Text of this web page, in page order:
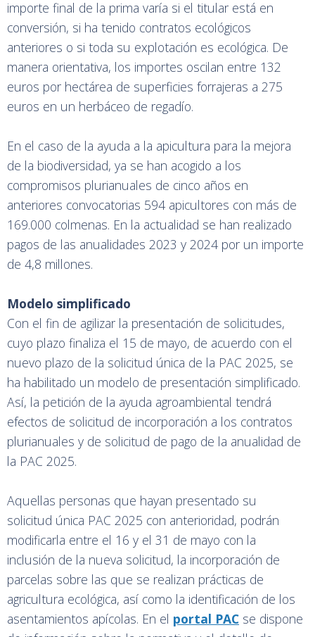
importe final de la prima varía si el titular está en
conversión, si ha tenido contratos ecológicos
anteriores o si toda su explotación es ecológica. De
manera orientativa, los importes oscilan entre 132
euros por hectárea de superficies forrajeras a 275
euros en un herbáceo de regadío.
En el caso de la ayuda a la apicultura para la mejora
de la biodiversidad, ya se han acogido a los
compromisos plurianuales de cinco años en
anteriores convocatorias 594 apicultores con más de
169.000 colmenas. En la actualidad se han realizado
pagos de las anualidades 2023 y 2024 por un importe
de 4,8 millones.
Modelo simplificado
Con el fin de agilizar la presentación de solicitudes,
cuyo plazo finaliza el 15 de mayo, de acuerdo con el
nuevo plazo de la solicitud única de la PAC 2025, se
ha habilitado un modelo de presentación simplificado.
Así, la petición de la ayuda agroambiental tendrá
efectos de solicitud de incorporación a los contratos
plurianuales y de solicitud de pago de la anualidad de
la PAC 2025.
Aquellas personas que hayan presentado su
solicitud única PAC 2025 con anterioridad, podrán
modificarla entre el 16 y el 31 de mayo con la
inclusión de la nueva solicitud, la incorporación de
parcelas sobre las que se realizan prácticas de
agricultura ecológica, así como la identificación de los
asentamientos apícolas. En el portal PAC se dispone